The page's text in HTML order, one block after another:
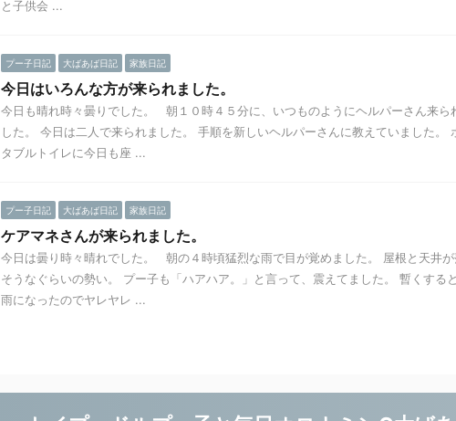
と子供会 ...
プー子日記 大ばあば日記 家族日記
今日はいろんな方が来られました。
今日も晴れ時々曇りでした。 朝１０時４５分に、いつものようにヘルパーさん来ら
した。 今日は二人で来られました。 手順を新しいヘルパーさんに教えていました。
タブルトイレに今日も座 ...
プー子日記 大ばあば日記 家族日記
ケアマネさんが来られました。
今日は曇り時々晴れでした。 朝の４時頃猛烈な雨で目が覚めました。 屋根と天井が
そうなぐらいの勢い。 プー子も「ハアハア。」と言って、震えてました。 暫くする
雨になったのでヤレヤレ ...